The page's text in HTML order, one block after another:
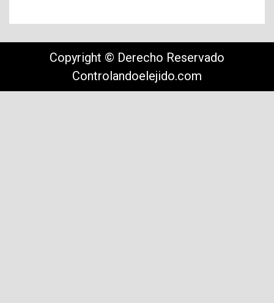
Copyright © Derecho Reservado
Controlandoelejido.com